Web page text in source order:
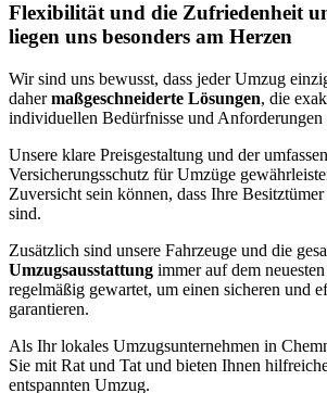
Flexibilität und die Zufriedenheit
liegen uns besonders am Herzen
Wir sind uns bewusst, dass jeder Umzug
dahermaßgeschneiderte Lösungen, die
individuellen Bedürfnisse und Anforderungen
Unsere klare Preisgestaltung und der
Versicherungsschutz für Umzüge
Zuversicht sein können, dass Ihre
sind.
Zusätzlich sind unsere Fahrzeuge und die
Umzugsausstattung immer auf dem
regelmäßig gewartet, um einen sicheren und
garantieren.
Als Ihr lokales Umzugsunternehmen in
Sie mit Rat und Tat und bieten Ihnen
entspannten Umzug.